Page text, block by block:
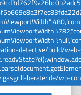
detective/build/web-
berater.de/wp-